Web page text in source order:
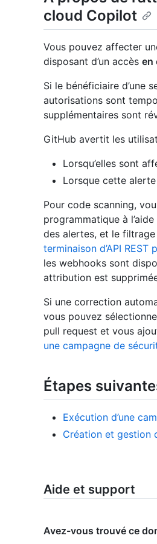
cloud Copilot
Vous pouvez affecter
disposant d’un accès en
Si le bénéficiaire d’une
autorisations sont
supplémentaires sont
GitHub avertit les
Lorsqu’elles sont
Lorsque cette
Pour code scanning,
programmatique à
des alertes, et le
terminaison d’API REST
les webhooks sont
attribution est
Si une correction
vous pouvez
pull request et vous
une campagne de
Étapes
Exécution d’une
Création et gestion
Aide et support
Avez-vous trouvé ce